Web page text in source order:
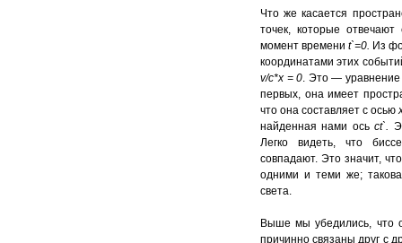
Что же касается
точек, которые
момент времениt`=0. Из
координатами этих
v/c*x = 0. Это — уравнение
первых, она имеет
что она составляет с осью
найденная нами осьct`.
Легко видеть, что
совпадают. Это значит,
одними и теми же; такова
света.
Выше мы убедились, что
причинно связаны друг с